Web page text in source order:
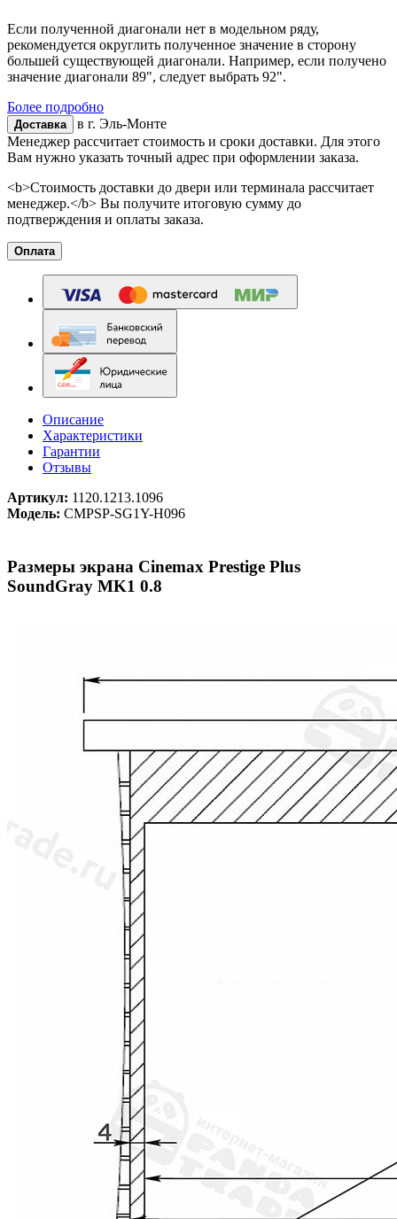
Если полученной диагонали нет в модельном ряду,
рекомендуется округлить полученное значение в сторону
большей существующей диагонали. Например, если получено
значение диагонали 89", следует выбрать 92".
Более подробно
Доставка в г. Эль-Монте
Менеджер рассчитает стоимость и сроки доставки. Для этого
Вам нужно указать точный адрес при оформлении заказа.
<b>Стоимость доставки до двери или терминала рассчитает
менеджер.</b> Вы получите итоговую сумму до
подтверждения и оплаты заказа.
Оплата
Описание
Характеристики
Гарантии
Отзывы
Артикул: 1120.1213.1096
Модель: CMPSP-SG1Y-H096
Размеры экрана Cinemax Prestige Plus
SoundGray MK1 0.8